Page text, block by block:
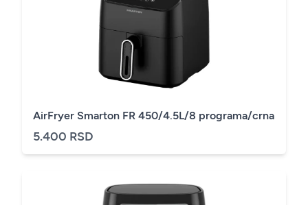
AirFryer Smarton FR 450/4.5L/8 programa/crna
5.400 RSD